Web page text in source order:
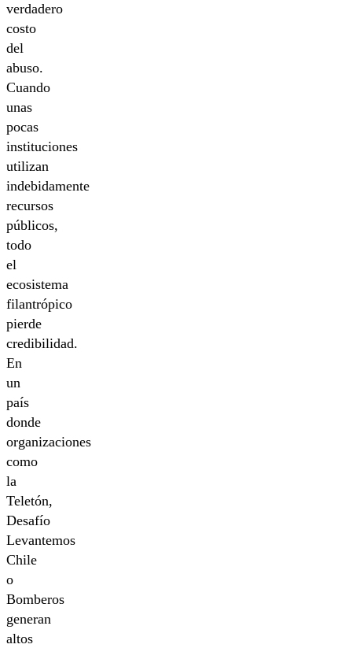
verdadero
costo
del
abuso.
Cuando
unas
pocas
instituciones
utilizan
indebidamente
recursos
públicos,
todo
el
ecosistema
filantrópico
pierde
credibilidad.
En
un
país
donde
organizaciones
como
la
Teletón,
Desafío
Levantemos
Chile
o
Bomberos
generan
altos